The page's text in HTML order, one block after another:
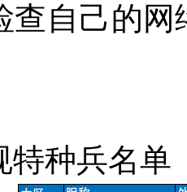
查自己的
特种兵名单